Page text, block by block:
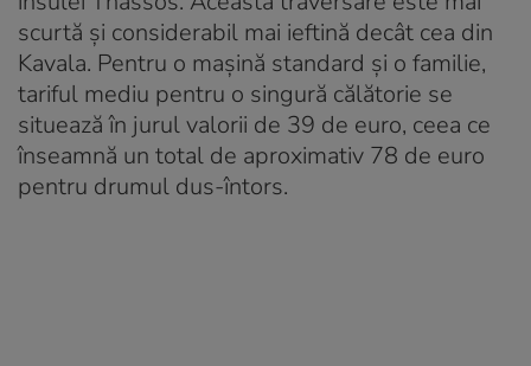
scurtă și considerabil mai ieftină decât cea din
Kavala. Pentru o mașină standard și o familie,
tariful mediu pentru o singură călătorie se
situează în jurul valorii de 39 de euro, ceea ce
înseamnă un total de aproximativ 78 de euro
pentru drumul dus-întors.